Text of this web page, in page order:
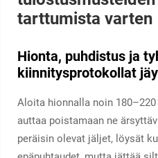
tarttumista varten
Hionta, puhdistus ja
kiinnitysprotokollat
Aloita hionnalla noin
auttaa poistamaan ne
peräisin olevat jäljet, löysät